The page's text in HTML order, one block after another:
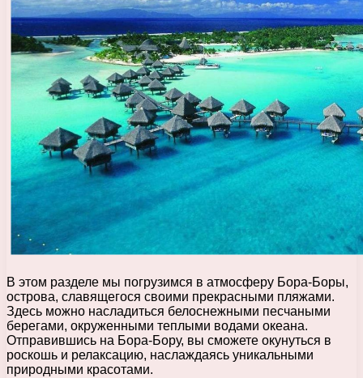
В этом разделе мы погрузимся в атмосферу Бора-Боры,
острова, славящегося своими прекрасными пляжами.
Здесь можно насладиться белоснежными песчаными
берегами, окруженными теплыми водами океана.
Отправившись на Бора-Бору, вы сможете окунуться в
роскошь и релаксацию, наслаждаясь уникальными
природными красотами.